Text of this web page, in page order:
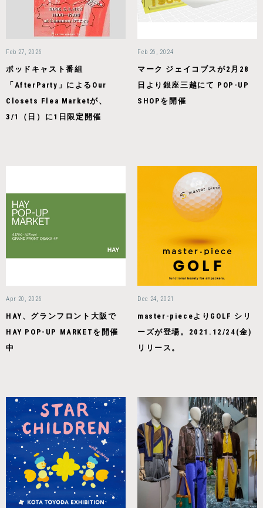
Feb 27, 2026
ポッドキャスト番組
「AfterParty」によるOur
Closets Flea Marketが、
3/1（日）に1日限定開催
Feb 26, 2024
マーク ジェイコブスが2月28
日より銀座三越にて POP-UP
SHOPを開催
Apr 20, 2026
HAY、グランフロント大阪で
HAY POP-UP MARKETを開催
中
Dec 24, 2021
master-pieceよりGOLF シリ
ーズが登場。2021.12/24(金)
リリース。